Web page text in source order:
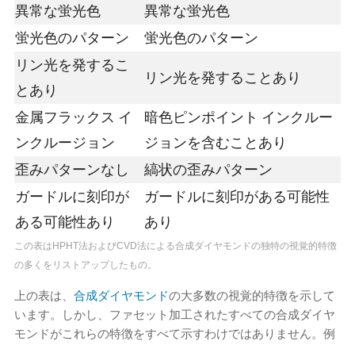
異常な蛍光色
異常な蛍光色
蛍光色のパターン
蛍光色のパターン
リン光を発するこ
とあり
リン光を発することあり
金属フラックス イ
ンクルージョン
暗色ピンポイント インクルー
ジョンを含むことあり
歪みパターンなし
縞状の歪みパターン
ガードルに刻印が
ある可能性あり
ガードルに刻印がある可能性
あり
この表はHPHT法およびCVD法による合成ダイヤモンドの独特の視覚的特徴
の多くをリストアップしたもの。
上の表は、 合成ダイヤモンドの大多数の視覚的特徴を示して
います。しかし、ファセット加工されたすべての合成ダイヤ
モンドがこれらの特徴をすべて示すわけではありません。例